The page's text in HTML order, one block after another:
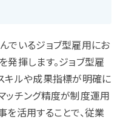
でいるジョブ型雇用にお
発揮します。ジョブ型雇
キルや成果指標が明確に
ッチング精度が制度運用
を活用することで、従業